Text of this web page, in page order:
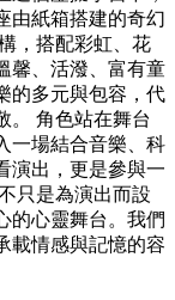
由紙箱搭建的奇幻
，搭配彩虹、花
馨、活潑、富有童
的多元與包容，代
。 角色站在舞台
一場結合音樂、科
演出，更是參與一
只是為演出而設
的心靈舞台。我們
載情感與記憶的容